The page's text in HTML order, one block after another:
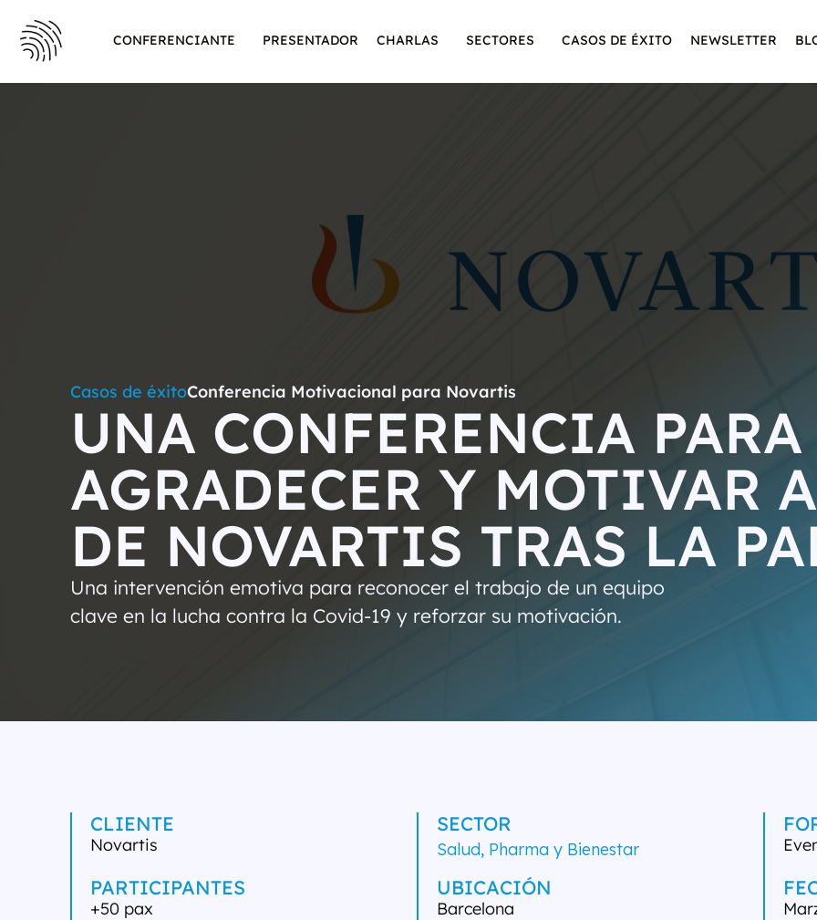
CONFERENCIANTE PRESENTADOR CHARLAS SECTORES CASOS DE ÉXITO NEWSLETTER
Casos de éxitoConferencia Motivacional para Novartis
UNA CONFERENCIA PARA
AGRADECER Y MOTIVAR
DE NOVARTIS TRAS LA
Una intervención emotiva para reconocer el trabajo de un equipo
clave en la lucha contra la Covid-19 y reforzar su motivación.
CLIENTE
Novartis
SECTOR
Salud, Pharma y Bienestar
PARTICIPANTES
+50 pax
UBICACIÓN
Barcelona